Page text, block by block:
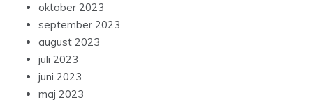
oktober 2023
september 2023
august 2023
juli 2023
juni 2023
maj 2023